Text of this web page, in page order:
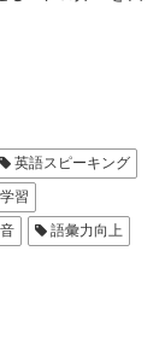
英語スピーキング
習
語彙力向上